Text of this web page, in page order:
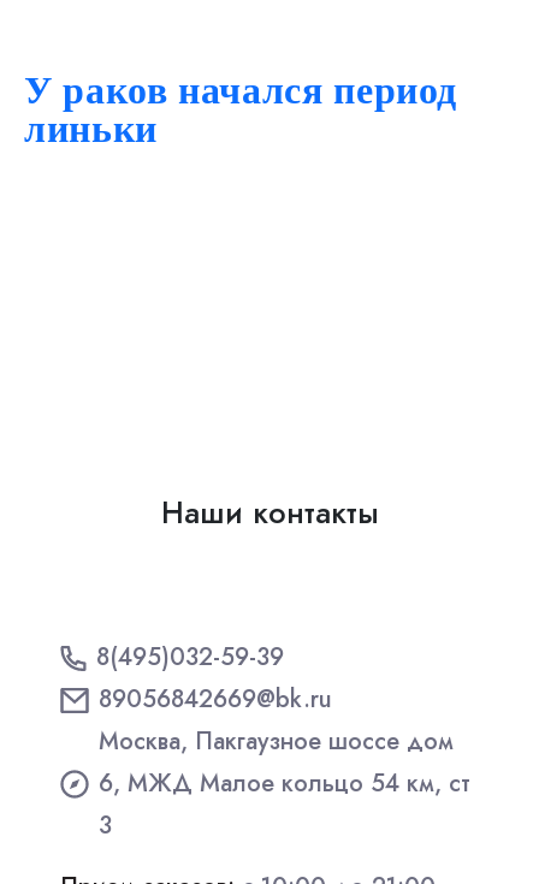
У раков начался период
линьки
Наши контакты
8(495)032-59-39
89056842669@bk.ru
Москва, Пакгаузное шоссе дом
6, МЖД Малое кольцо 54 км, ст
3